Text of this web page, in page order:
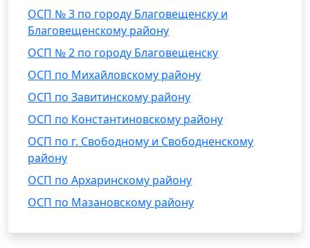
ОСП № 3 по городу Благовещенску и
Благовещенскому району
ОСП № 2 по городу Благовещенску
ОСП по Михайловскому району
ОСП по Завитинскому району
ОСП по Константиновскому району
ОСП по г. Свободному и Свободненскому
району
ОСП по Архаринскому району
ОСП по Мазановскому району